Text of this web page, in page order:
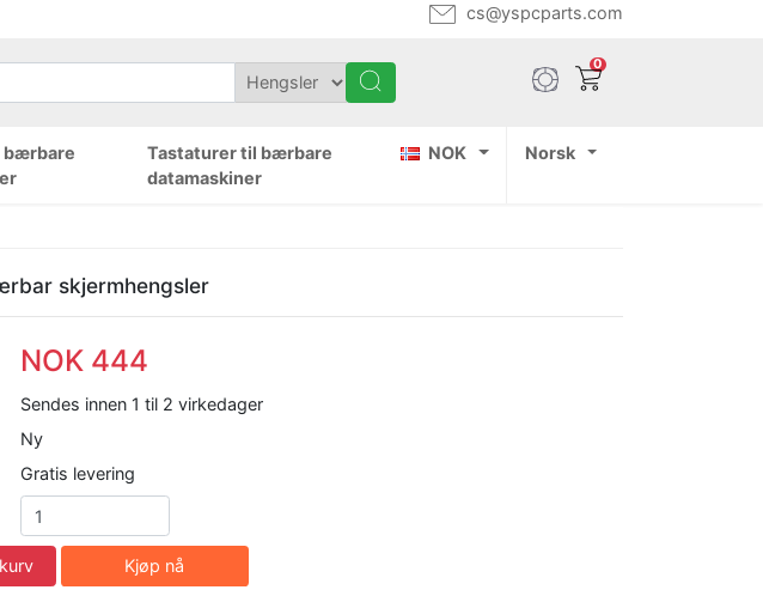
cs@yspcparts.com
0
bærbare
Tastaturer til bærbare
datamaskiner
NOK Norsk
skjermhengsler
NOK 444
Sendes innen 1 til 2 virkedager
Ny
Gratis levering
Kjøp nå